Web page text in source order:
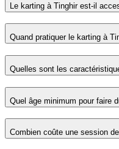
Le karting à Tinghir est-il
Quand pratiquer le karting à
Quelles sont les
Quel âge minimum pour faire
Combien coûte une session